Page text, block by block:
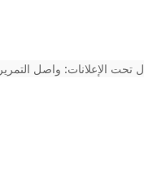
تحت الإعلانات: واصل التمرير